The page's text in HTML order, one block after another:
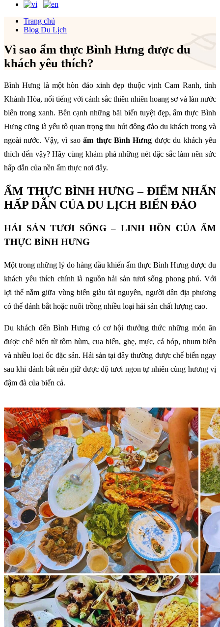
Trang chủ
Blog Du Lịch
Vì sao ẩm thực Bình Hưng được du
khách yêu thích?
Bình Hưng là một hòn đảo xinh đẹp thuộc vịnh Cam Ranh, tỉnh
Khánh Hòa, nổi tiếng với cảnh sắc thiên nhiên hoang sơ và làn nước
biển trong xanh. Bên cạnh những bãi biển tuyệt đẹp, ẩm thực Bình
Hưng cũng là yếu tố quan trọng thu hút đông đảo du khách trong và
ngoài nước. Vậy, vì saoẩm thực Bình Hưng được du khách yêu
thích đến vậy? Hãy cùng khám phá những nét đặc sắc làm nên sức
hấp dẫn của nền ẩm thực nơi đây.
ẨM THỰC BÌNH HƯNG – ĐIỂM NHẤN
HẤP DẪN CỦA DU LỊCH BIỂN ĐẢO
HẢI SẢN TƯƠI SỐNG – LINH HỒN CỦA ẨM
THỰC BÌNH HƯNG
Một trong những lý do hàng đầu khiến ẩm thực Bình Hưng được du
khách yêu thích chính là nguồn hải sản tươi sống phong phú. Với
lợi thế nằm giữa vùng biển giàu tài nguyên, người dân địa phương
có thể đánh bắt hoặc nuôi trồng nhiều loại hải sản chất lượng cao.
Du khách đến Bình Hưng có cơ hội thưởng thức những món ăn
được chế biến từ tôm hùm, cua biển, ghẹ, mực, cá bóp, nhum biển
và nhiều loại ốc đặc sản. Hải sản tại đây thường được chế biến ngay
sau khi đánh bắt nên giữ được độ tươi ngon tự nhiên cùng hương vị
đậm đà của biển cả.